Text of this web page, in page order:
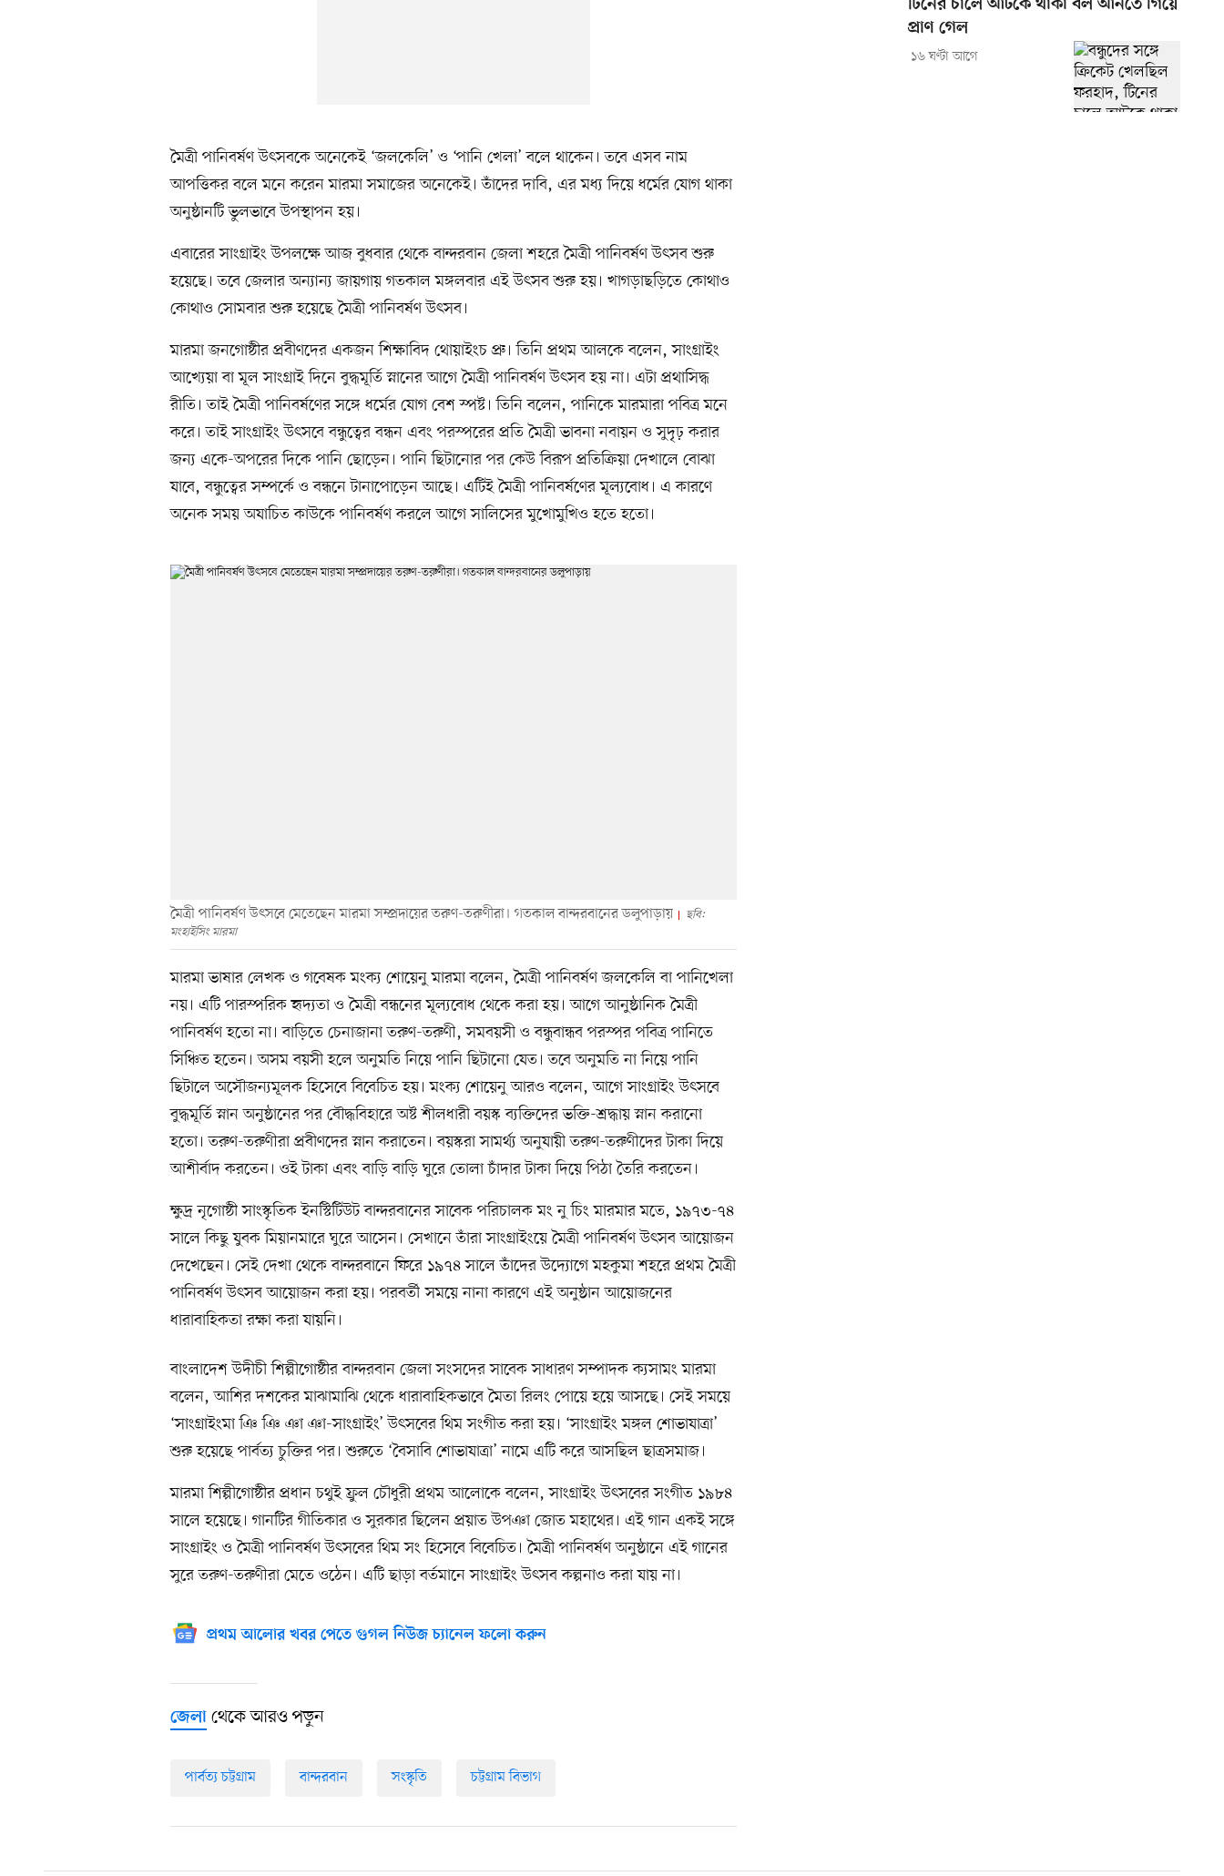
মৈত্রী পানিবর্ষণ উৎসবকে অনেকেই ‘জলকেলি’ ও ‘পানি খেলা’ বলে থাকেন। তবে এসব নাম
আপত্তিকর বলে মনে করেন মারমা সমাজের অনেকেই। তাঁদের দাবি, এর মধ্য দিয়ে ধর্মের যোগ থাকা
অনুষ্ঠানটি ভুলভাবে উপস্থাপন হয়।
এবারের সাংগ্রাইং উপলক্ষে আজ বুধবার থেকে বান্দরবান জেলা শহরে মৈত্রী পানিবর্ষণ উৎসব শুরু
হয়েছে। তবে জেলার অন্যান্য জায়গায় গতকাল মঙ্গলবার এই উৎসব শুরু হয়। খাগড়াছড়িতে কোথাও
কোথাও সোমবার শুরু হয়েছে মৈত্রী পানিবর্ষণ উৎসব।
মারমা জনগোষ্ঠীর প্রবীণদের একজন শিক্ষাবিদ থোয়াইংচ প্রু। তিনি প্রথম আলকে বলেন, সাংগ্রাইং
আখ্যেয়া বা মূল সাংগ্রাই দিনে বুদ্ধমূর্তি স্নানের আগে মৈত্রী পানিবর্ষণ উৎসব হয় না। এটা প্রথাসিদ্ধ
রীতি। তাই মৈত্রী পানিবর্ষণের সঙ্গে ধর্মের যোগ বেশ স্পষ্ট। তিনি বলেন, পানিকে মারমারা পবিত্র মনে
করে। তাই সাংগ্রাইং উৎসবে বন্ধুত্বের বন্ধন এবং পরস্পরের প্রতি মৈত্রী ভাবনা নবায়ন ও সুদৃঢ় করার
জন্য একে-অপরের দিকে পানি ছোড়েন। পানি ছিটানোর পর কেউ বিরূপ প্রতিক্রিয়া দেখালে বোঝা
যাবে, বন্ধুত্বের সম্পর্কে ও বন্ধনে টানাপোড়েন আছে। এটিই মৈত্রী পানিবর্ষণের মূল্যবোধ। এ কারণে
অনেক সময় অযাচিত কাউকে পানিবর্ষণ করলে আগে সালিসের মুখোমুখিও হতে হতো।
মৈত্রী পানিবর্ষণ উৎসবে মেতেছেন মারমা সম্প্রদায়ের তরুণ-তরুণীরা। গতকাল বান্দরবানের ডলুপাড়ায়
ছবি:
মংহাইসিং মারমা
মারমা ভাষার লেখক ও গবেষক মংক্য শোয়েনু মারমা বলেন, মৈত্রী পানিবর্ষণ জলকেলি বা পানিখেলা
নয়। এটি পারস্পরিক হৃদ্যতা ও মৈত্রী বন্ধনের মূল্যবোধ থেকে করা হয়। আগে আনুষ্ঠানিক মৈত্রী
পানিবর্ষণ হতো না। বাড়িতে চেনাজানা তরুণ-তরুণী, সমবয়সী ও বন্ধুবান্ধব পরস্পর পবিত্র পানিতে
সিঞ্চিত হতেন। অসম বয়সী হলে অনুমতি নিয়ে পানি ছিটানো যেত। তবে অনুমতি না নিয়ে পানি
ছিটালে অসৌজন্যমূলক হিসেবে বিবেচিত হয়। মংক্য শোয়েনু আরও বলেন, আগে সাংগ্রাইং উৎসবে
বুদ্ধমূর্তি স্নান অনুষ্ঠানের পর বৌদ্ধবিহারে অষ্ট শীলধারী বয়স্ক ব্যক্তিদের ভক্তি-শ্রদ্ধায় স্নান করানো
হতো। তরুণ-তরুণীরা প্রবীণদের স্নান করাতেন। বয়স্করা সামর্থ্য অনুযায়ী তরুণ-তরুণীদের টাকা দিয়ে
আশীর্বাদ করতেন। ওই টাকা এবং বাড়ি বাড়ি ঘুরে তোলা চাঁদার টাকা দিয়ে পিঠা তৈরি করতেন।
ক্ষুদ্র নৃগোষ্ঠী সাংস্কৃতিক ইনস্টিটিউট বান্দরবানের সাবেক পরিচালক মং নু চিং মারমার মতে, ১৯৭৩-৭৪
সালে কিছু যুবক মিয়ানমারে ঘুরে আসেন। সেখানে তাঁরা সাংগ্রাইংয়ে মৈত্রী পানিবর্ষণ উৎসব আয়োজন
দেখেছেন। সেই দেখা থেকে বান্দরবানে ফিরে ১৯৭৪ সালে তাঁদের উদ্যোগে মহকুমা শহরে প্রথম মৈত্রী
পানিবর্ষণ উৎসব আয়োজন করা হয়। পরবর্তী সময়ে নানা কারণে এই অনুষ্ঠান আয়োজনের
ধারাবাহিকতা রক্ষা করা যায়নি।
বাংলাদেশ উদীচী শিল্পীগোষ্ঠীর বান্দরবান জেলা সংসদের সাবেক সাধারণ সম্পাদক ক্যসামং মারমা
বলেন, আশির দশকের মাঝামাঝি থেকে ধারাবাহিকভাবে মৈতা রিলং পোয়ে হয়ে আসছে। সেই সময়ে
‘সাংগ্রাইংমা ঞি ঞি ঞা ঞা-সাংগ্রাইং’ উৎসবের থিম সংগীত করা হয়। ‘সাংগ্রাইং মঙ্গল শোভাযাত্রা’
শুরু হয়েছে পার্বত্য চুক্তির পর। শুরুতে ‘বৈসাবি শোভাযাত্রা’ নামে এটি করে আসছিল ছাত্রসমাজ।
মারমা শিল্পীগোষ্ঠীর প্রধান চথুই ফ্রুল চৌধুরী প্রথম আলোকে বলেন, সাংগ্রাইং উৎসবের সংগীত ১৯৮৪
সালে হয়েছে। গানটির গীতিকার ও সুরকার ছিলেন প্রয়াত উপঞা জোত মহাথের। এই গান একই সঙ্গে
সাংগ্রাইং ও মৈত্রী পানিবর্ষণ উৎসবের থিম সং হিসেবে বিবেচিত। মৈত্রী পানিবর্ষণ অনুষ্ঠানে এই গানের
সুরে তরুণ-তরুণীরা মেতে ওঠেন। এটি ছাড়া বর্তমানে সাংগ্রাইং উৎসব কল্পনাও করা যায় না।
প্রথম আলোর খবর পেতে গুগল নিউজ চ্যানেল ফলো করুন
জেলা থেকে আরও পড়ুন
পার্বত্য চট্টগ্রাম বান্দরবান সংস্কৃতি চট্টগ্রাম বিভাগ
টিনের চালে আটকে থাকা বল আনতে গিয়ে
প্রাণ গেল
১৬ ঘণ্টা আগে